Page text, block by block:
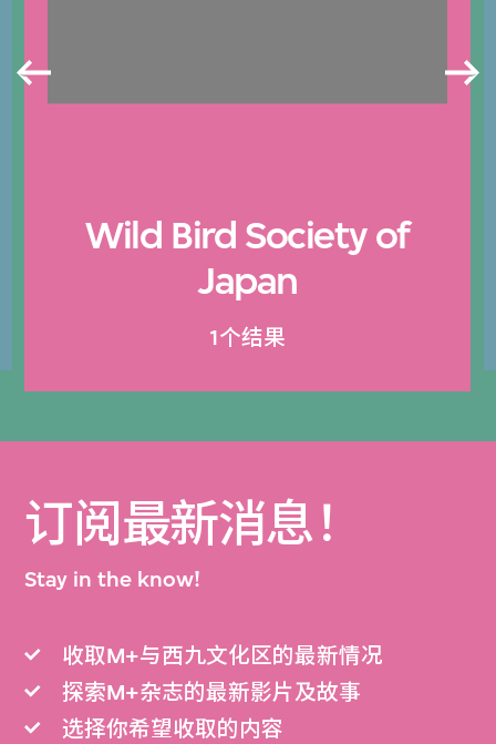
Wild Bird Society of
Japan
1个结果
订阅最新消息！
Stay in the know!
收取M+与西九文化区的最新情况
探索M+杂志的最新影片及故事
选择你希望收取的内容